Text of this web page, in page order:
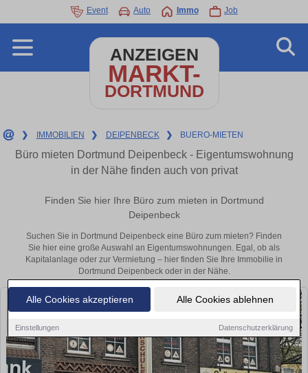
Alle Cookies akzeptieren Alle Cookies ablehnen
Einstellungen Datenschutzerklärung
Event Auto Immo Job
ANZEIGEN
MARKT-
DORTMUND
❯ IMMOBILIEN ❯ DEIPENBECK ❯ BUERO-MIETEN
Büro mieten Dortmund Deipenbeck - Eigentumswohnung
in der Nähe finden auch von privat
Finden Sie hier Ihre Büro zum mieten in Dortmund
Deipenbeck
Suchen Sie in Dortmund Deipenbeck eine Büro zum mieten? Finden
Sie hier eine große Auswahl an Eigentumswohnungen. Egal, ob als
Kapitalanlage oder zur Vermietung – hier finden Sie Ihre Immobilie in
Dortmund Deipenbeck oder in der Nähe.